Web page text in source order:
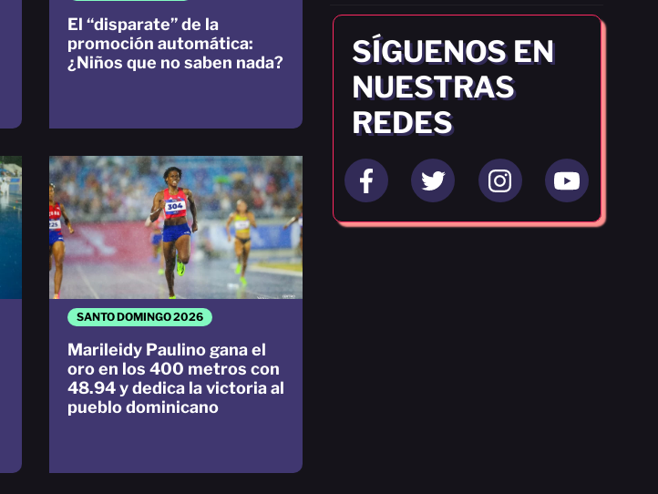
SÍGUENOS EN
NUESTRAS
REDES
El “disparate” de la
promoción automática:
¿Niños que no saben nada?
SANTO DOMINGO 2026
Marileidy Paulino gana el
oro en los 400 metros con
48.94 y dedica la victoria al
pueblo dominicano